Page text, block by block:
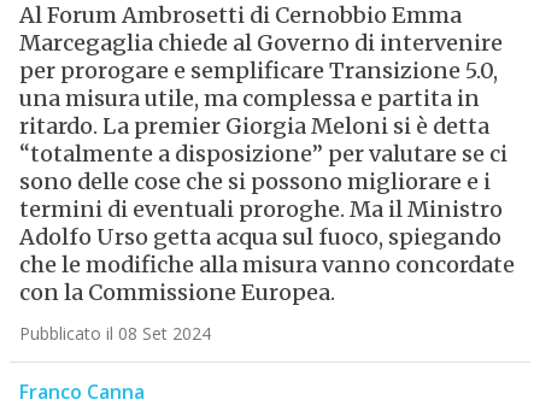
Al Forum Ambrosetti di Cernobbio Emma
Marcegaglia chiede al Governo di intervenire
per prorogare e semplificare Transizione 5.0,
una misura utile, ma complessa e partita in
ritardo. La premier Giorgia Meloni si è detta
“totalmente a disposizione” per valutare se ci
sono delle cose che si possono migliorare e i
termini di eventuali proroghe. Ma il Ministro
Adolfo Urso getta acqua sul fuoco, spiegando
che le modifiche alla misura vanno concordate
con la Commissione Europea.
Pubblicato il 08 Set 2024
Franco Canna